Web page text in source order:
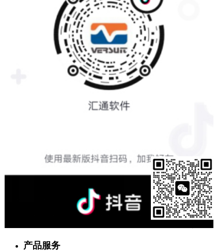
产品服务